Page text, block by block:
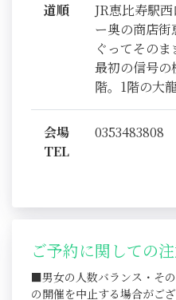
道順
JR恵比寿駅
ー奥の商店街
ぐってそのま
最初の信号の
階。1階の大
会場
TEL
0353483808
ご予約に関しての
■男女の人数バランス・そ
の開催を中止する場合がご